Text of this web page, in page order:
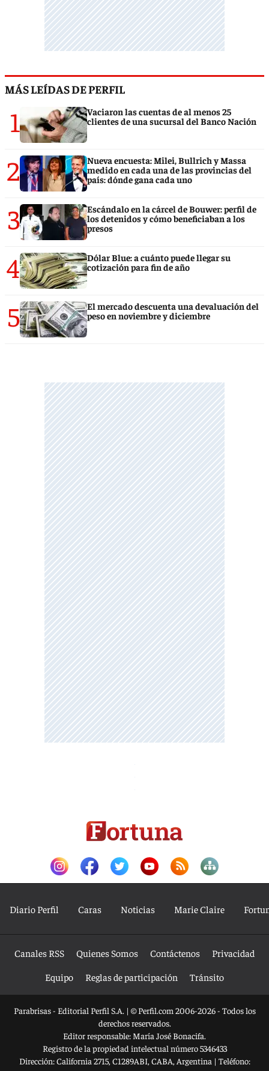
MÁS LEÍDAS DE PERFIL
1
Vaciaron las cuentas de al menos 25
clientes de una sucursal del Banco Nación
2
Nueva encuesta: Milei, Bullrich y Massa
medido en cada una de las provincias del
país: dónde gana cada uno
3
Escándalo en la cárcel de Bouwer: perfil de
los detenidos y cómo beneficiaban a los
presos
4
Dólar Blue: a cuánto puede llegar su
cotización para fin de año
5
El mercado descuenta una devaluación del
peso en noviembre y diciembre
Diario Perfil Caras Noticias Marie Claire
Canales RSS Quienes Somos Contáctenos
Privacidad
Equipo
Reglas de participación Tránsito
Parabrisas - Editorial Perfil S.A. | © Perfil.com 2006-2026 - Todos los
derechos reservados.
Editor responsable: María José Bonacifa.
Registro de la propiedad intelectual número 5346433
Dirección:California 2715, C1289ABI, CABA, Argentina | Teléfono: